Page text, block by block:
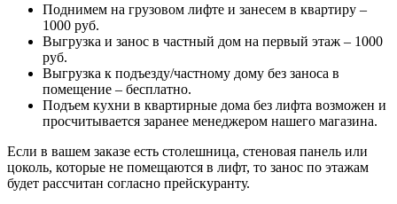
Поднимем на грузовом лифте и занесем в квартиру –
1000 руб.
Выгрузка и занос в частный дом на первый этаж – 1000
руб.
Выгрузка к подъезду/частному дому без заноса в
помещение – бесплатно.
Подъем кухни в квартирные дома без лифта возможен и
просчитывается заранее менеджером нашего магазина.
Если в вашем заказе есть столешница, стеновая панель или
цоколь, которые не помещаются в лифт, то занос по этажам
будет рассчитан согласно прейскуранту.